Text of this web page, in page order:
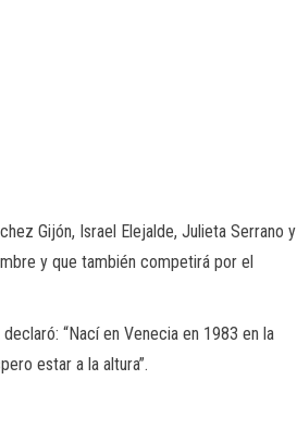
Gijón, Israel Elejalde, Julieta Serrano y
y que también competirá por el
“Nací en Venecia en 1983 en la
estar a la altura”.